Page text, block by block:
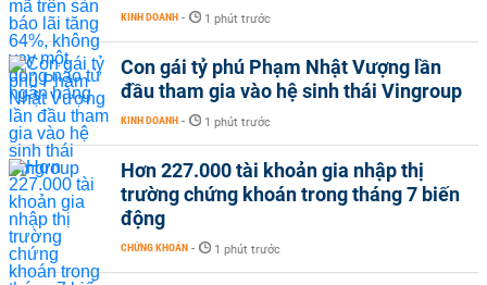
KINH DOANH - 1 phút trước
Con gái tỷ phú Phạm Nhật Vượng lần
đầu tham gia vào hệ sinh thái Vingroup
KINH DOANH - 1 phút trước
Hơn 227.000 tài khoản gia nhập thị
trường chứng khoán trong tháng 7 biến
động
CHỨNG KHOÁN - 1 phút trước